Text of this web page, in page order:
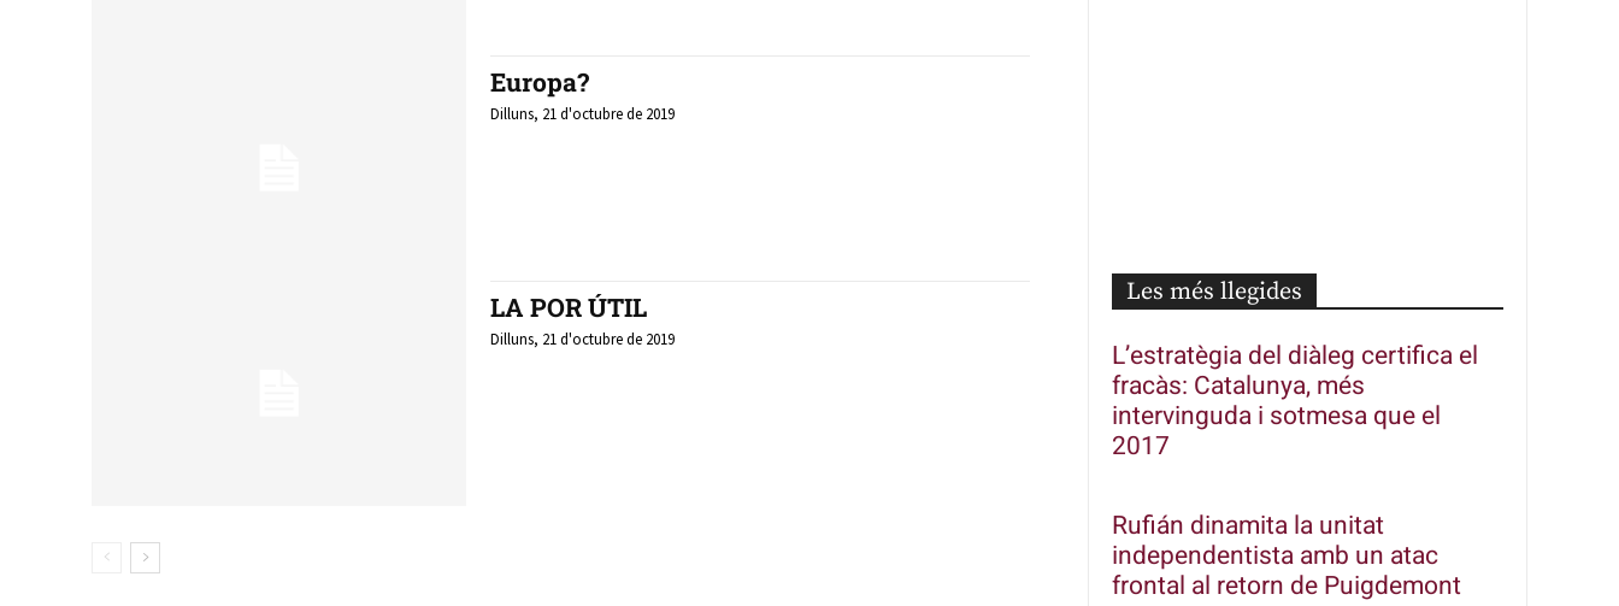
Europa?
Dilluns, 21 d'octubre de 2019
LA POR ÚTIL
Dilluns, 21 d'octubre de 2019
Les més llegides
L’estratègia del diàleg certifica el
fracàs: Catalunya, més
intervinguda i sotmesa que el
2017
Rufián dinamita la unitat
independentista amb un atac
frontal al retorn de Puigdemont